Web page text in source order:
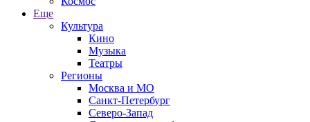
Еще
Культура
Кино
Музыка
Театры
Регионы
Москва и МО
Санкт-Петербург
Северо-Запад